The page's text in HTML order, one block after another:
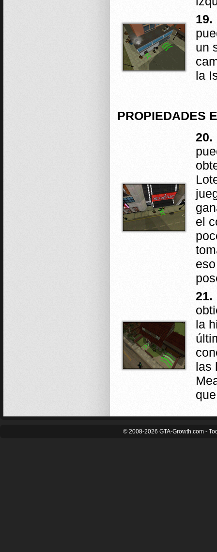
19.
un
la
PROPIEDADES
20.
el
21.
la
las
© 2008-2026 GTA-Growth.com -